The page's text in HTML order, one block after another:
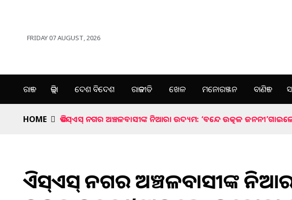
FRIDAY 07 AUGUST, 2026
ରାଜ୍ୟ ଜିଲ୍ଲା ଦେଶ ବିଦେଶ ରାଜନୀତି ଖେଳ ମନୋରଞ୍ଜନ ବାଣିଜ୍ୟ
HOME ଭିଏସ୍‍ଏସ୍‍ ନଗର ଅଞ୍ଚଳବାସୀଙ୍କ ନିଆରା ଉଦ୍ୟମ: ‘ବନ୍ଦେ ଉତ୍କଳ
ଭିଏସ୍‍ଏସ୍‍ ନଗର ଅଞ୍ଚଳବାସୀଙ୍କ